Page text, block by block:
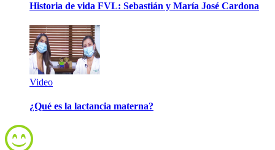
Historia de vida FVL: Sebastián y María José Cardona
Video
¿Qué es la lactancia materna?